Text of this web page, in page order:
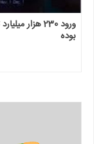
ورود 230
بوده